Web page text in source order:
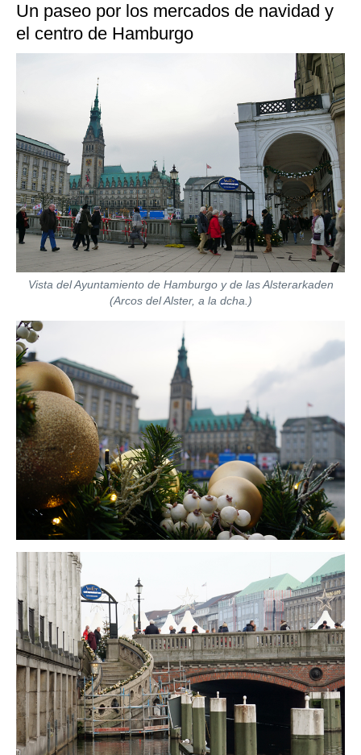
Un paseo por los mercados de navidad y
el centro de Hamburgo
Vista del Ayuntamiento de Hamburgo y de las Alsterarkaden
(Arcos del Alster, a la dcha.)